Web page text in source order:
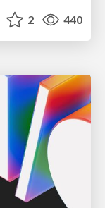
2 440